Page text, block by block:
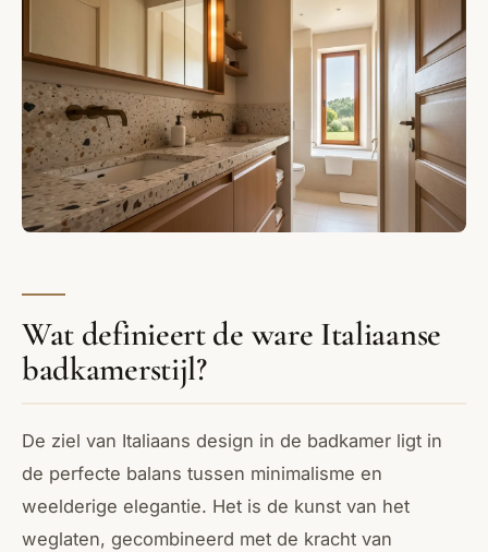
Wat definieert de ware Italiaanse
badkamerstijl?
De ziel van Italiaans design in de badkamer ligt in
de perfecte balans tussen minimalisme en
weelderige elegantie. Het is de kunst van het
weglaten, gecombineerd met de kracht van